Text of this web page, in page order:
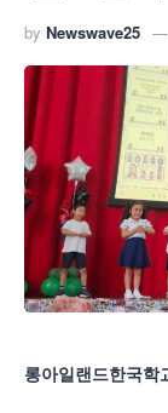
by Newswave25
롱아일랜드한국학